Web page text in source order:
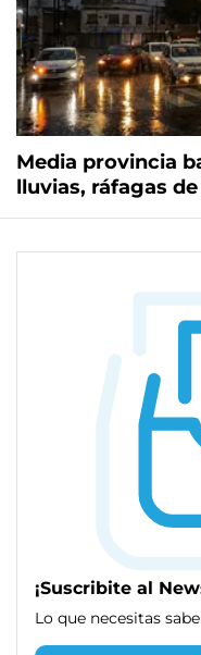
Media provincia
lluvias, ráfagas
¡Suscribite al
Lo que necesitas